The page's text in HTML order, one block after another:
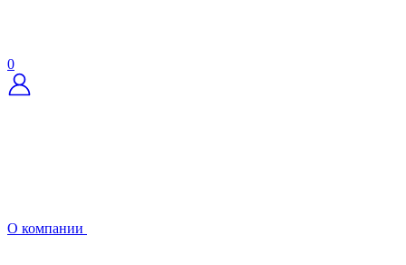
0
О компании